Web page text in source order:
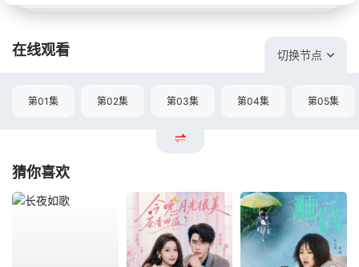
在线观看 切换节点
第01集 第02集 第03集 第04集 第05集
猜你喜欢